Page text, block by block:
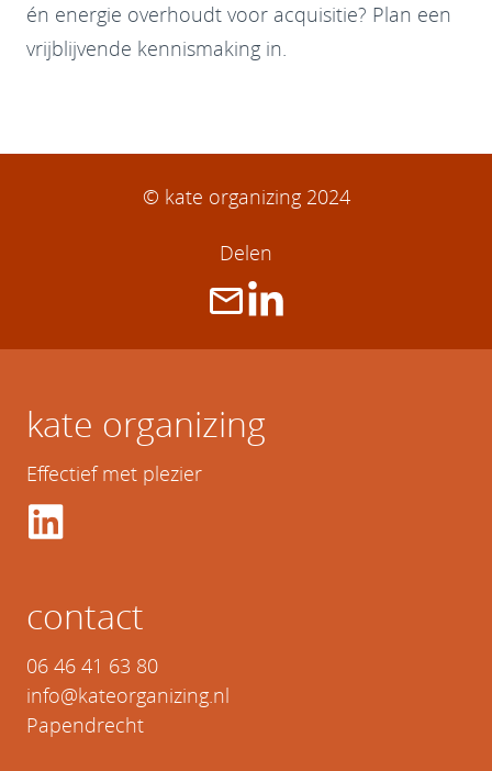
én energie overhoudt voor acquisitie? Plan een
vrijblijvende kennismaking in.
© kate organizing 2024
Delen
kate organizing
Effectief met plezier
contact
06 46 41 63 80
info@kateorganizing.nl
Papendrecht